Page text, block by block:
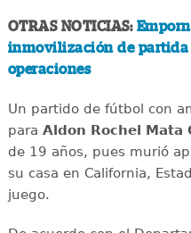
OTRAS NOTICIAS:
inmovilización de partida
operaciones
Un partido de fútbol con
para Aldon Rochel Mata
de 19 años, pues murió
su casa en California,
juego.